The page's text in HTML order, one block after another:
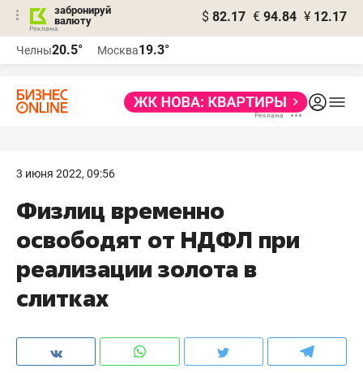
забронируй
валюту
$ 82.17 € 94.84 ¥ 12.17
Челны20.5° Москва19.3°
3 июня 2022, 09:56
Физлиц временно
освободят от НДФЛ при
реализации золота в
слитках